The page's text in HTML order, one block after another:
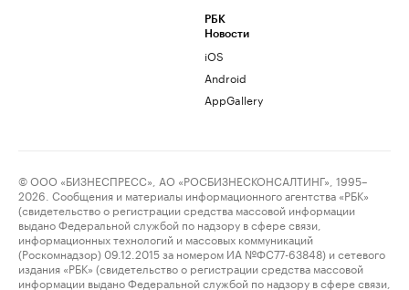
РБК
Новости
iOS
Android
AppGallery
© ООО «БИЗНЕСПРЕСС», АО «РОСБИЗНЕСКОНСАЛТИНГ», 1995–
2026. Сообщения и материалы информационного агентства «РБК»
(свидетельство о регистрации средства массовой информации
выдано Федеральной службой по надзору в сфере связи,
информационных технологий и массовых коммуникаций
(Роскомнадзор) 09.12.2015 за номером ИА №ФС77-63848) и сетевого
издания «РБК» (свидетельство о регистрации средства массовой
информации выдано Федеральной службой по надзору в сфере связи,